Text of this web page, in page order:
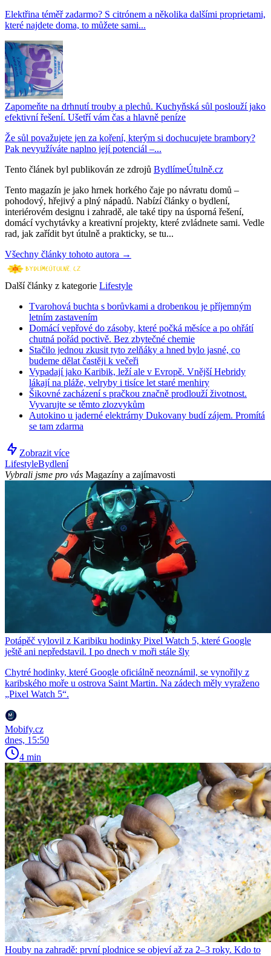
Elektřina téměř zadarmo? S citrónem a několika dalšími proprietami,
které najdete doma, to můžete sami...
Zapomeňte na drhnutí trouby a plechů. Kuchyňská sůl poslouží jako
efektivní řešení. Ušetří vám čas a hlavně peníze
Že sůl považujete jen za koření, kterým si dochucujete brambory?
Pak nevyužíváte naplno její potenciál –...
Tento článek byl publikován ze zdrojů BydlímeÚtulně.cz
Tento magazín je jako hrnek horkého čaje po návratu domů –
pohodový, hřejivý a plný nápadů. Nabízí články o bydlení,
interiérovém designu i zahradě, ale také tipy na úsporná řešení,
domácí vychytávky a kreativní projekty, které zvládnete sami. Vedle
rad, jak zařídit byt útulně a prakticky, se tu...
Všechny články tohoto autora →
Další články z kategorie Lifestyle
Tvarohová buchta s borůvkami a drobenkou je příjemným
letním zastavením
Domácí vepřové do zásoby, které počká měsíce a po ohřátí
chutná pořád poctivě. Bez zbytečné chemie
Stačilo jednou zkusit tyto zelňáky a hned bylo jasné, co
budeme dělat častěji k večeři
Vypadají jako Karibik, leží ale v Evropě. Vnější Hebridy
lákají na pláže, velryby i tisíce let staré menhiry
Šikovné zacházení s pračkou značně prodlouží životnost.
Vyvarujte se těmto zlozvykům
Autokino u jaderné elektrárny Dukovany budí zájem. Promítá
se tam zdarma
Zobrazit více
LifestyleBydlení
Vybrali jsme pro vás Magazíny a zajímavosti
Potápěč vylovil z Karibiku hodinky Pixel Watch 5, které Google
ještě ani nepředstavil. I po dnech v moři stále šly
Chytré hodinky, které Google oficiálně neoznámil, se vynořily z
karibského moře u ostrova Saint Martin. Na zádech měly vyraženo
„Pixel Watch 5“.
Mobify.cz
dnes, 15:50
4 min
Houby na zahradě: první plodnice se objeví až za 2–3 roky. Kdo to